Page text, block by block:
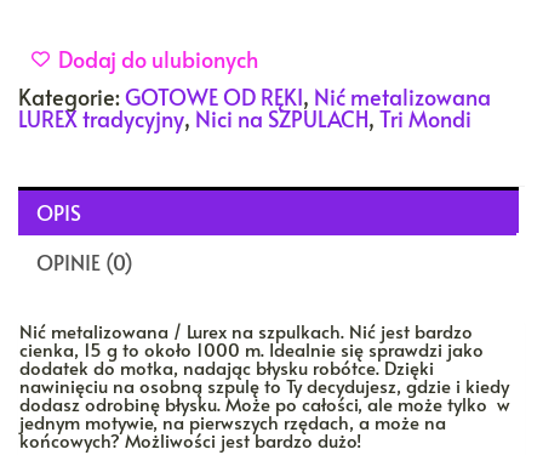
Dodaj do ulubionych
Kategorie:GOTOWE OD RĘKI, Nić metalizowana
LUREX tradycyjny, Nici na SZPULACH, Tri Mondi
OPIS
OPINIE (0)
Nić metalizowana / Lurex na szpulkach. Nić jest bardzo
cienka, 15 g to około 1000 m. Idealnie się sprawdzi jako
dodatek do motka, nadając błysku robótce. Dzięki
nawinięciu na osobną szpulę to Ty decydujesz, gdzie i kiedy
dodasz odrobinę błysku. Może po całości, ale może tylko w
jednym motywie, na pierwszych rzędach, a może na
końcowych? Możliwości jest bardzo dużo!